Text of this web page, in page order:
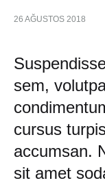
26 AĞUSTOS 2018
sem,
cursus
accumsan.
sit amet